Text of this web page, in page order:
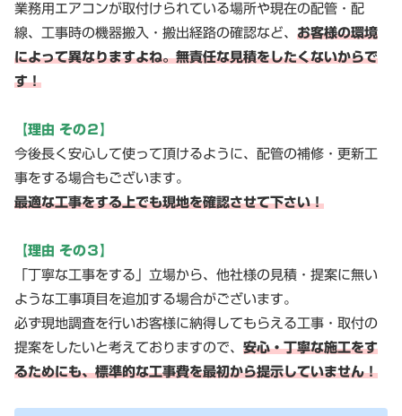
業務用エアコンが取付けられている場所や現在の配管・配
線、工事時の機器搬入・搬出経路の確認など、 お客様の環境
によって異なりますよね。無責任な見積をしたくないからで
す！
【理由 その２】
今後長く安心して使って頂けるように、配管の補修・更新工
事をする場合もございます。
最適な工事をする上でも現地を確認させて下さい！
【理由 その３】
「丁寧な工事をする」立場から、他社様の見積・提案に無い
ような工事項目を追加する場合がございます。
必ず現地調査を行いお客様に納得してもらえる工事・取付の
提案をしたいと考えておりますので、 安心・丁寧な施工をす
るためにも、標準的な工事費を最初から提示していません！